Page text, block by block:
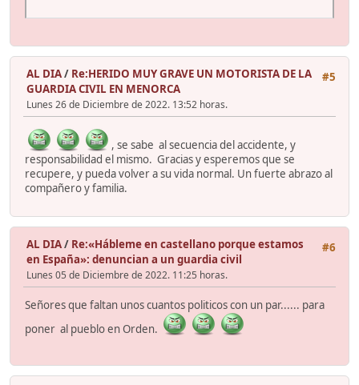
#5
AL DIA/ Re:HERIDO MUY GRAVE UN MOTORISTA DE LA
GUARDIA CIVIL EN MENORCA
Lunes 26 de Diciembre de 2022. 13:52 horas.
, se sabe al secuencia del accidente, y
responsabilidad el mismo. Gracias y esperemos que se
recupere, y pueda volver a su vida normal. Un fuerte abrazo al
compañero y familia.
#6
AL DIA/ Re:«Hábleme en castellano porque estamos
en España»: denuncian a un guardia civil
Lunes 05 de Diciembre de 2022. 11:25 horas.
Señores que faltan unos cuantos politicos con un par...... para
poner al pueblo en Orden.